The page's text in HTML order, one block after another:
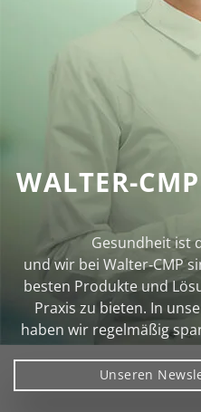
WALTER-
Gesundheit ist
und wir bei Walter‑CMP
besten Produkte und
Praxis zu bieten. In
haben wir regelmäßig
Unseren